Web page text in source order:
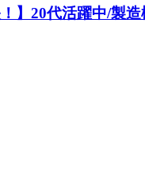
】20代活躍中/製